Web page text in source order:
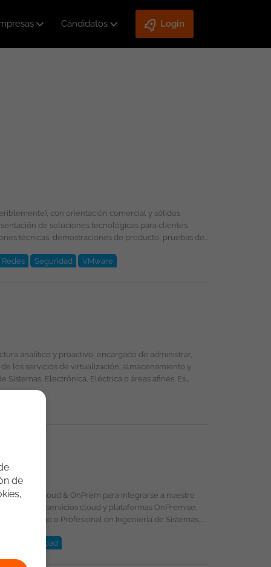
Candidatos Login
de soluciones tecnológicas para clientes
bajo la propiedad exclusiva de ticjob.co
Redes Seguridad
VMware
Seguridad
de